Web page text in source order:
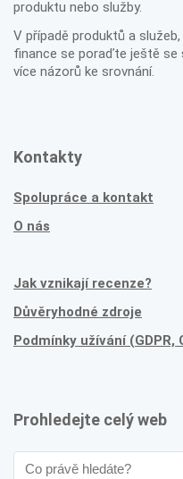
produktu nebo služby.
V případě produktů a
finance se poraďte ještě se
více názorů ke srovnání.
Kontakty
Spolupráce a kontakt
O nás
Jak vznikají recenze?
Důvěryhodné zdroje
Podmínky užívání (GDPR,
Prohledejte celý web